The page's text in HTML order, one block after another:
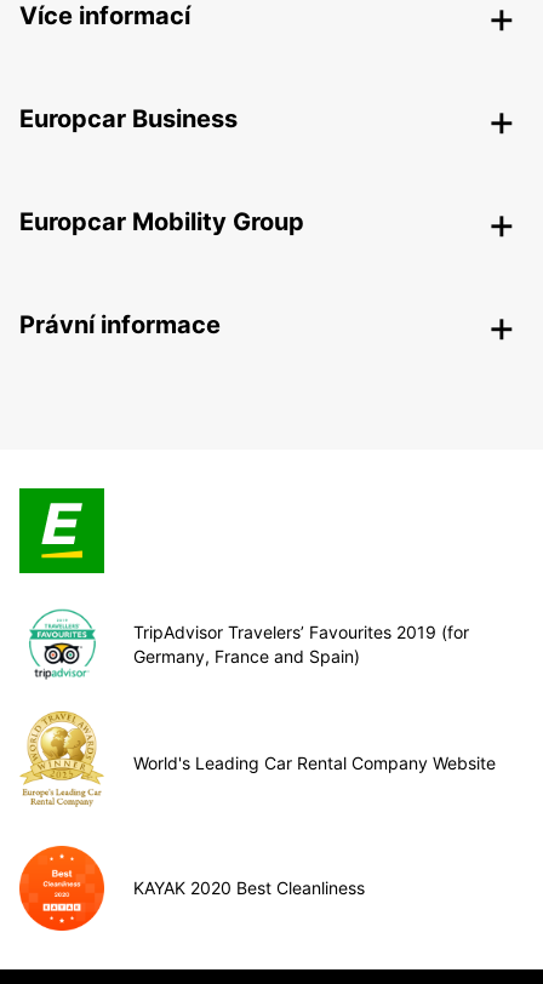
Více informací
Europcar Business
Europcar Mobility Group
Právní informace
TripAdvisor Travelers’ Favourites 2019 (for
Germany, France and Spain)
World's Leading Car Rental Company Website
KAYAK 2020 Best Cleanliness